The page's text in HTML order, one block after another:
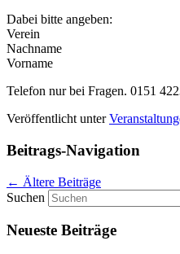
Dabei bitte angeben:
Verein
Nachname
Vorname
Telefon nur bei Fragen. 0151
Veröffentlicht unter
Beitrags-Navigation
← Ältere Beiträge
Suchen
Neueste Beiträge